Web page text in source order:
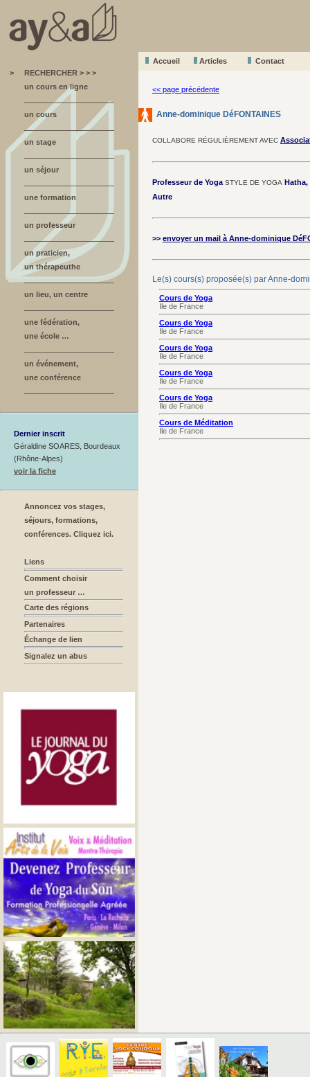
Accueil Articles
Contact
>
RECHERCHER > > >
un cours en ligne
un cours
un stage
un séjour
une formation
un professeur
un praticien,
un thérapeuthe
un lieu, un centre
une fédération,
une école …
un événement,
une conférence
Dernier inscrit
Géraldine SOARES, Bourdeaux
(Rhône-Alpes)
voir la fiche
Annoncez vos stages,
séjours, formations,
conférences. Cliquez ici.
Liens
Comment choisir
un professeur …
Carte des régions
Partenaires
Échange de lien
Signalez un abus
<< page précédente
Anne-dominique DéFONTAINES
COLLABORE RÉGULIÈREMENT AVEC
Professeur de Yoga STYLE DE YOGA Hatha,
Autre
>> envoyer un mail à Anne-dominique
Le(s) cours(s) proposée(s) par Anne-
Cours de Yoga
Ile de France
Cours de Yoga
Ile de France
Cours de Yoga
Ile de France
Cours de Yoga
Ile de France
Cours de Yoga
Ile de France
Cours de Méditation
Ile de France